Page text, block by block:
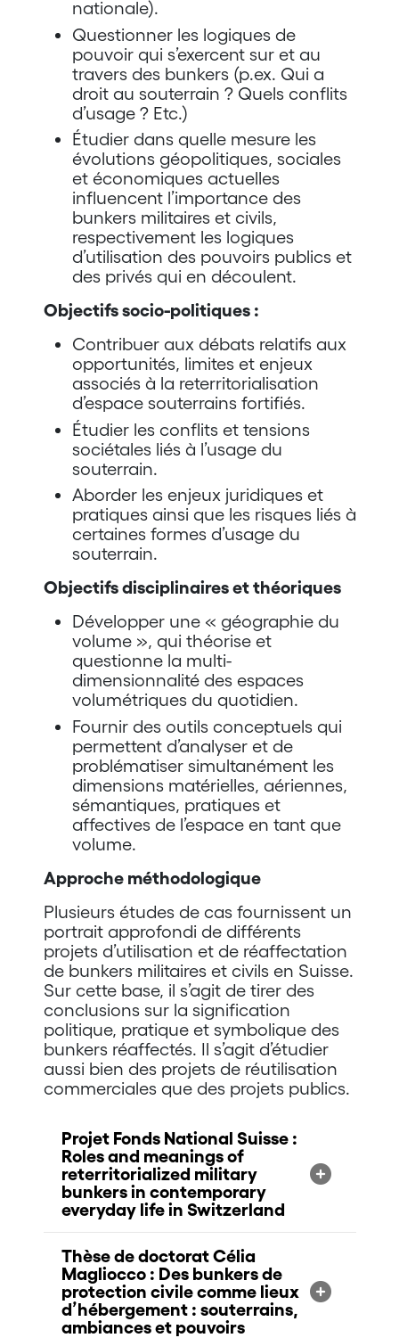
nationale).
Questionner les logiques de
pouvoir qui s’exercent sur et au
travers des bunkers (p.ex. Qui a
droit au souterrain ? Quels conflits
d’usage ? Etc.)
Étudier dans quelle mesure les
évolutions géopolitiques, sociales
et économiques actuelles
influencent l’importance des
bunkers militaires et civils,
respectivement les logiques
d’utilisation des pouvoirs publics et
des privés qui en découlent.
Objectifs socio-politiques :
Contribuer aux débats relatifs aux
opportunités, limites et enjeux
associés à la reterritorialisation
d’espace souterrains fortifiés.
Étudier les conflits et tensions
sociétales liés à l’usage du
souterrain.
Aborder les enjeux juridiques et
pratiques ainsi que les risques liés à
certaines formes d’usage du
souterrain.
Objectifs disciplinaires et théoriques
Développer une « géographie du
volume », qui théorise et
questionne la multi-
dimensionnalité des espaces
volumétriques du quotidien.
Fournir des outils conceptuels qui
permettent d’analyser et de
problématiser simultanément les
dimensions matérielles, aériennes,
sémantiques, pratiques et
affectives de l’espace en tant que
volume.
Approche méthodologique
Plusieurs études de cas fournissent un
portrait approfondi de différents
projets d’utilisation et de réaffectation
de bunkers militaires et civils en Suisse.
Sur cette base, il s’agit de tirer des
conclusions sur la signification
politique, pratique et symbolique des
bunkers réaffectés. Il s’agit d’étudier
aussi bien des projets de réutilisation
commerciales que des projets publics.
Projet Fonds National Suisse :
Roles and meanings of
reterritorialized military
bunkers in contemporary
everyday life in Switzerland
Thèse de doctorat Célia
Magliocco : Des bunkers de
protection civile comme lieux
d’hébergement : souterrains,
ambiances et pouvoirs